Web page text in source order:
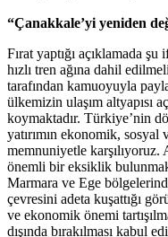
“Çanakkale’yi yeniden
Fırat yaptığı açıklamada
hızlı tren ağına dahil
tarafından kamuoyuyla
ülkemizin ulaşım altyapısı
koymaktadır. Türkiye’nin
yatırımın ekonomik, sosyal
memnuniyetle
önemli bir eksiklik
Marmara ve Ege
çevresini adeta kuşattığı
ve ekonomik önemi
dışında bırakılması kabul